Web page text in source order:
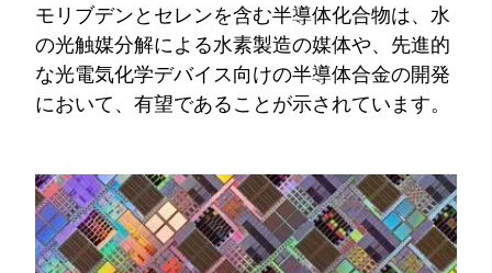
モリブデンとセレンを含む半導体化合物は、水
の光触媒分解による水素製造の媒体や、先進的
な光電気化学デバイス向けの半導体合金の開発
において、有望であることが示されています。